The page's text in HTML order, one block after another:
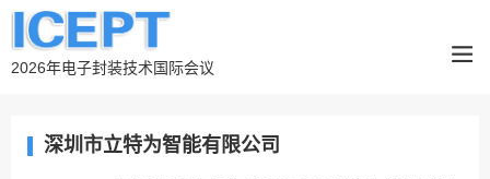
2026年电子封装技术国际会议
深圳市立特为智能有限公司